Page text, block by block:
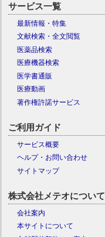
サービス一覧
最新情報・特集
文献検索・全文閲覧
医薬品検索
医療機器検索
医学書通販
医療動画
著作権許諾サービス
ご利用ガイド
サービス概要
ヘルプ・お問い合わせ
サイトマップ
株式会社メテオについて
会社案内
本サイトについて